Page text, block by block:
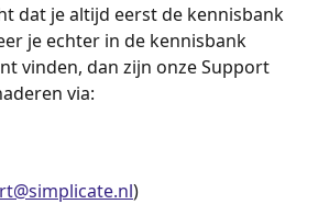
dat je altijd eerst de kennisbank
je echter in de kennisbank
vinden, dan zijn onze Support
via:
)